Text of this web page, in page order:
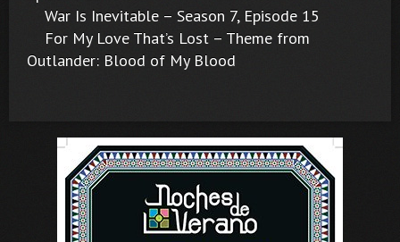
War Is Inevitable – Season 7, Episode 15
For My Love That’s Lost – Theme from
Outlander: Blood of My Blood